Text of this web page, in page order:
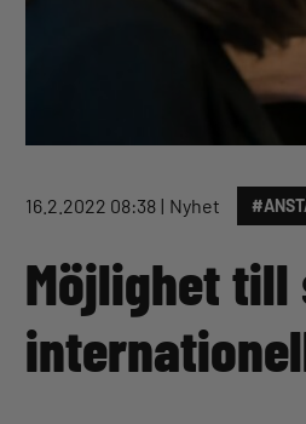
16.2.2022 08:38 Nyhet
Möjlighet